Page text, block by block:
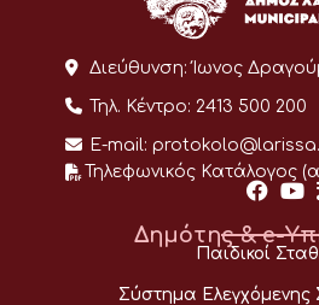
Διεύθυνση: Ίωνος
Τηλ. Κέντρο: 2413 500 200
E-mail:
Τηλεφωνικός Κατάλογος
Δημότης & e-
Παιδικοί
Σύστημα Ελεγχόμενης